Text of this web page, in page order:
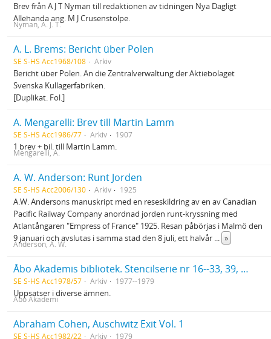
Brev från A J T Nyman till redaktionen av tidningen Nya Dagligt
Allehanda ang. M J Crusenstolpe.
Nyman, A. J. T.
A. L. Brems: Bericht über Polen
SE S-HS Acc1968/108 Arkiv
Bericht über Polen. An die Zentralverwaltung der Aktiebolaget
Svenska Kullagerfabriken.
[Duplikat. Fol.]
A. Mengarelli: Brev till Martin Lamm
SE S-HS Acc1986/77 Arkiv 1907
1 brev + bil. till Martin Lamm.
Mengarelli, A.
A. W. Anderson: Runt Jorden
SE S-HS Acc2006/130 Arkiv 1925
A.W. Andersons manuskript med en reseskildring av en av Canadian
Pacific Railway Company anordnad jorden runt-kryssning med
Atlantångaren "Empress of France" 1925. Resan påbörjas i Malmö den
9 januari och avslutas i samma stad den 8 juli, ett halvår ... »
Anderson, A. W.
Åbo Akademis bibliotek. Stencilserie nr 16--33, 39, 41--45
SE S-HS Acc1978/57 Arkiv 1977--1979
Uppsatser i diverse ämnen.
Åbo Akademi
Abraham Cohen, Auschwitz Exit Vol. 1
SE S-HS Acc1982/22 Arkiv 1979